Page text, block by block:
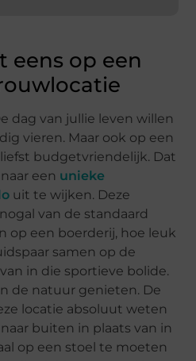
eens op een
dag van jullie leven willen
vieren. Maar ook op een
budgetvriendelijk. Dat
een unieke
uit te wijken. Deze
van de standaard
op een boerderij, hoe leuk
samen op de
in die sportieve bolide.
de natuur genieten. De
locatie absoluut weten
buiten in plaats van in
op een stoel te moeten